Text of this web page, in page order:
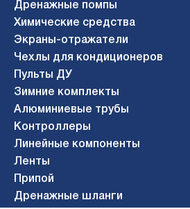
Дренажные помпы
Химические средства
Экраны-отражатели
Чехлы для кондиционеров
Пульты ДУ
Зимние комплекты
Алюминиевые трубы
Контроллеры
Линейные компоненты
Ленты
Припой
Дренажные шланги